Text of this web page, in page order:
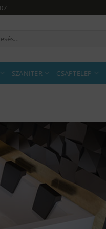
SZANITER CSAPTELEP